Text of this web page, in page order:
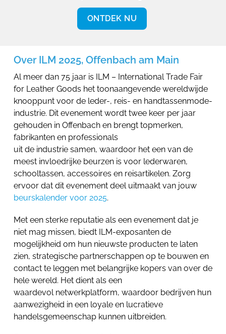
ONTDEK NU
Over ILM 2025, Offenbach am Main
Al meer dan 75 jaar is ILM – International Trade Fair
for Leather Goods het toonaangevende wereldwijde
knooppunt voor de leder-, reis- en handtassenmode-
industrie. Dit evenement wordt twee keer per jaar
gehouden in Offenbach en brengt topmerken,
fabrikanten en professionals
uit de industrie samen, waardoor het een van de
meest invloedrijke beurzen is voor lederwaren,
schooltassen, accessoires en reisartikelen. Zorg
ervoor dat dit evenement deel uitmaakt van jouw
beurskalender voor 2025.
Met een sterke reputatie als een evenement dat je
niet mag missen, biedt ILM-exposanten de
mogelijkheid om hun nieuwste producten te laten
zien, strategische partnerschappen op te bouwen en
contact te leggen met belangrijke kopers van over de
hele wereld. Het dient als een
waardevol netwerkplatform, waardoor bedrijven hun
aanwezigheid in een loyale en lucratieve
handelsgemeenschap kunnen uitbreiden.